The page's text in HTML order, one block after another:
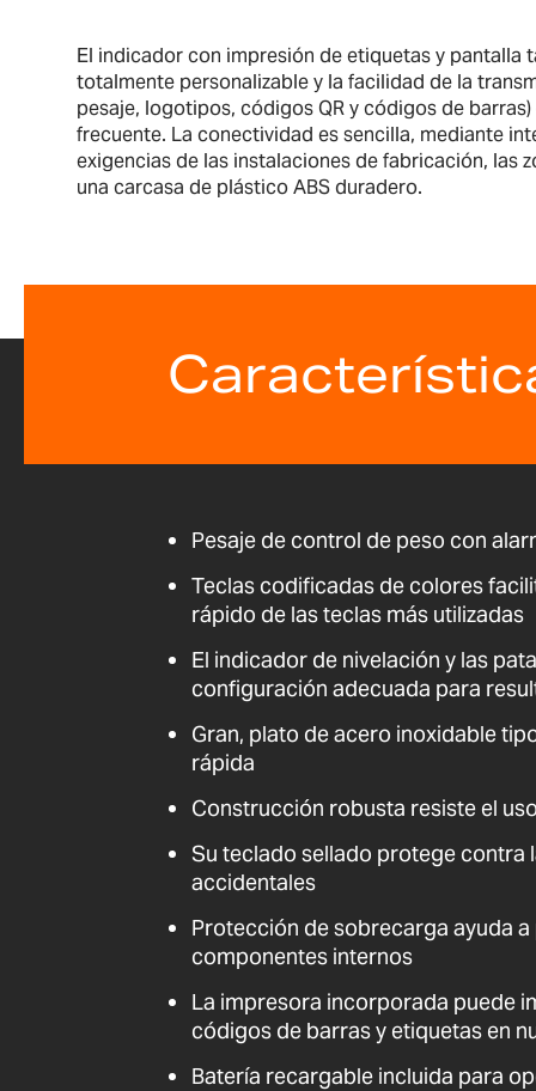
El indicador con impresión de etiquetas y pantalla
totalmente personalizable y la facilidad de la
pesaje, logotipos, códigos QR y códigos de
frecuente. La conectividad es sencilla, mediante
exigencias de las instalaciones de fabricación, las
una carcasa de plástico ABS duradero.
Pesaje de control de peso con
Teclas codificadas de colores
rápido de las teclas más utilizadas
El indicador de nivelación y las
configuración adecuada para
Gran, plato de acero inoxidable
rápida
Construcción robusta resiste el
Su teclado sellado protege contra
accidentales
Protección de sobrecarga ayuda
componentes internos
La impresora incorporada puede
códigos de barras y etiquetas en
Batería recargable incluida para